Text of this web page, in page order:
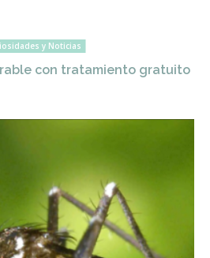
y Noticias
con tratamiento gratuito